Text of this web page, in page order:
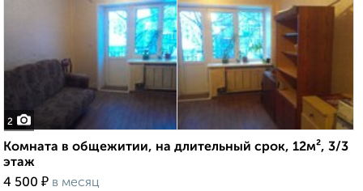
2
Комната в общежитии, на длительный срок, 12м², 3/3
этаж
4 500 ₽ в месяц